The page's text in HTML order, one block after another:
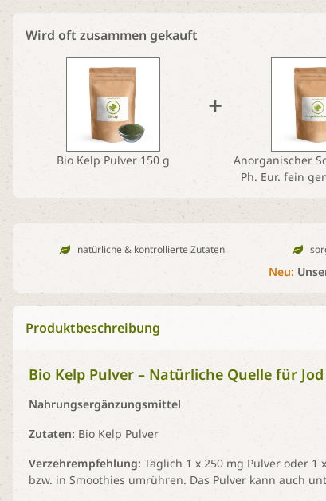
Wird oft zusammen gekauft
Bio Kelp Pulver 150 g
+
Anorganischer
Ph. Eur. fein
natürliche & kontrollierte Zutaten
Neu:
Produktbeschreibung
Bio Kelp Pulver – Natürliche Quelle für Jod
Nahrungsergänzungsmittel
Zutaten: Bio Kelp Pulver
Verzehrempfehlung: Täglich 1 x 250 mg Pulver oder
bzw. in Smoothies umrühren. Das Pulver kann auch